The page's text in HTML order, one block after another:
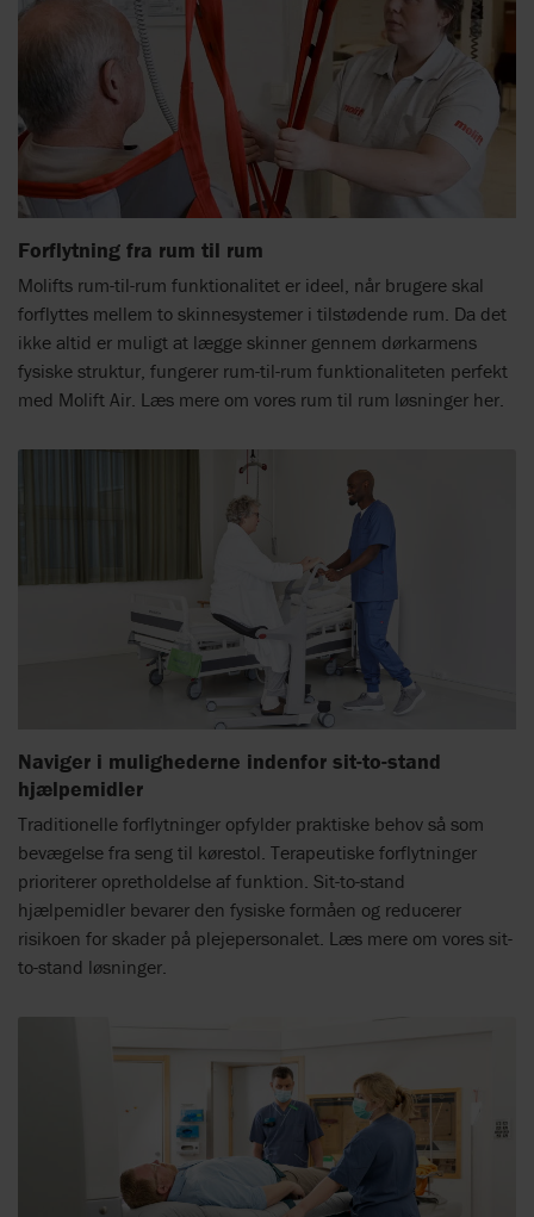
Forflytning fra rum til rum
Molifts rum-til-rum funktionalitet er ideel, når brugere skal
forflyttes mellem to skinnesystemer i tilstødende rum. Da det
ikke altid er muligt at lægge skinner gennem dørkarmens
fysiske struktur, fungerer rum-til-rum funktionaliteten perfekt
med Molift Air. Læs mere om vores rum til rum løsninger her.
Naviger i mulighederne indenfor sit-to-stand
hjælpemidler
Traditionelle forflytninger opfylder praktiske behov så som
bevægelse fra seng til kørestol. Terapeutiske forflytninger
prioriterer opretholdelse af funktion. Sit-to-stand
hjælpemidler bevarer den fysiske formåen og reducerer
risikoen for skader på plejepersonalet. Læs mere om vores sit-
to-stand løsninger.